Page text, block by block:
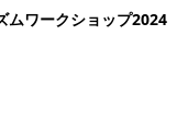
ムワークショップ2024